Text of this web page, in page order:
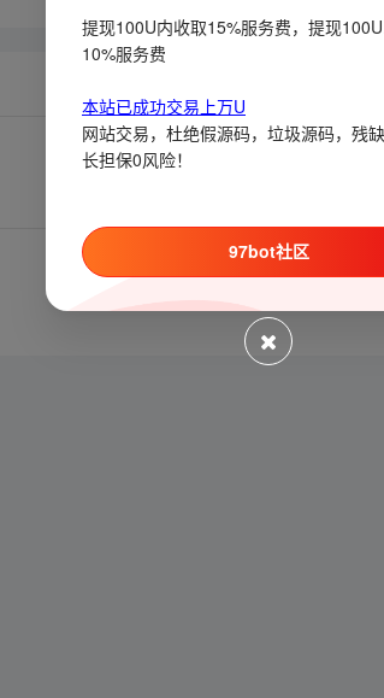
提现100U内收取15%服务费，提现
10%服务费
本站已成功交易上万U
网站交易，杜绝假源码，垃圾源码，残
长担保0风险！
97bot社区